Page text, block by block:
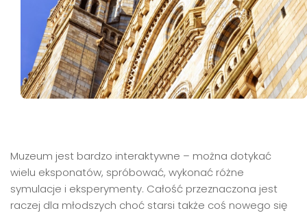
Muzeum jest bardzo interaktywne – można dotykać
wielu eksponatów, spróbować, wykonać różne
symulacje i eksperymenty. Całość przeznaczona jest
raczej dla młodszych choć starsi także coś nowego się